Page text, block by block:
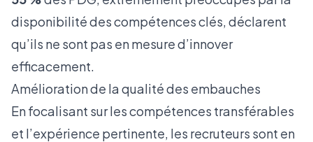
disponibilité des compétences clés, déclarent
qu’ils ne sont pas en mesure d’innover
efficacement.
Amélioration de la qualité des embauches
En focalisant sur les compétences transférables
et l’expérience pertinente, les recruteurs sont en